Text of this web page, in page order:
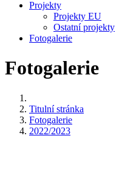
Projekty
Projekty EU
Ostatní projekty
Fotogalerie
Fotogalerie
Titulní stránka
Fotogalerie
2022/2023